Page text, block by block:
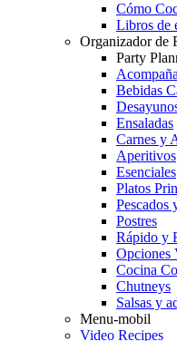
Cómo
Libros de
Organizador de
Party
Bebidas
Ensaladas
Carnes y
Aperitivos
Esenciales
Platos
Pescados
Postres
Rápido y
Opciones
Cocina
Chutneys
Salsas y
Menu-mobil
Video Recipes